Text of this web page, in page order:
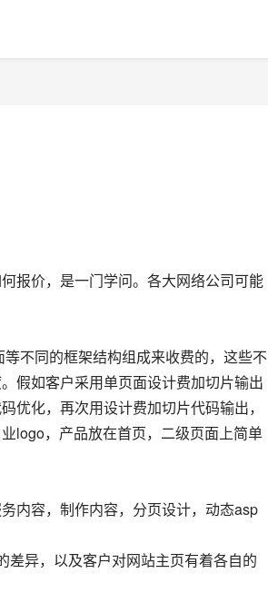
报价，是一门学问。各大网络公司可能
不同的框架结构组成来收费的，这些不
假如客户采用单页面设计费加切片输出
优化，再次用设计费加切片代码输出，
logo，产品放在首页，二级页面上简单
内容，制作内容，分页设计，动态asp
差异，以及客户对网站主页有着各自的